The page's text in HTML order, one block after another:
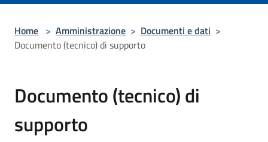
Home > Amministrazione > Documenti e dati >
Documento (tecnico) di supporto
Documento (tecnico) di
supporto